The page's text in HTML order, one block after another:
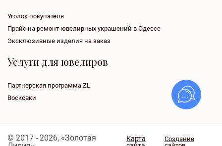
Уголок покупателя
Прайс на ремонт ювелирных украшений в Одессе
Эксклюзивные изделия на заказ
Услуги для ювелиров
Партнерская программа ZL
Восковки
© 2017 - 2026, «Золотая
Карта
Создание